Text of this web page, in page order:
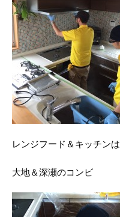
レンジフード＆キッチンは
大地＆深瀬のコンビ